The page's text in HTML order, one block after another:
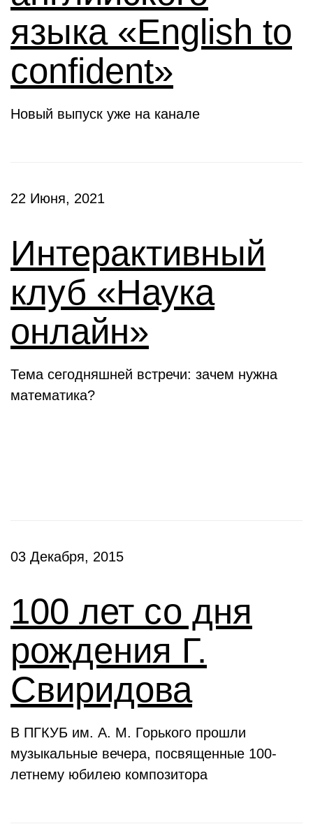
языка «English to
confident»
Новый выпуск уже на канале
22 Июня, 2021
Интерактивный
клуб «Наука
онлайн»
Тема сегодняшней встречи: зачем нужна
математика?
03 Декабря, 2015
100 лет со дня
рождения Г.
Свиридова
В ПГКУБ им. А. М. Горького прошли
музыкальные вечера, посвященные 100-
летнему юбилею композитора